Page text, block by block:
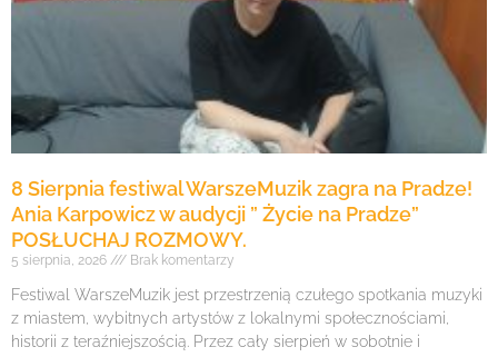
8 Sierpnia festiwal WarszeMuzik zagra na Pradze!
Ania Karpowicz w audycji ” Życie na Pradze”
POSŁUCHAJ ROZMOWY.
5 sierpnia, 2026 Brak komentarzy
Festiwal WarszeMuzik jest przestrzenią czułego spotkania muzyki
z miastem, wybitnych artystów z lokalnymi społecznościami,
historii z teraźniejszością. Przez cały sierpień w sobotnie i